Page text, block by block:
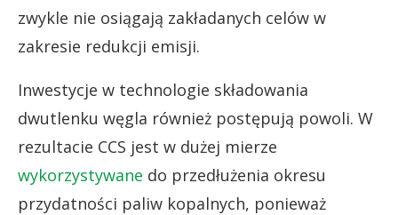
zwykle nie osiągają zakładanych celów w
zakresie redukcji emisji.
Inwestycje w technologie składowania
dwutlenku węgla również postępują powoli. W
rezultacie CCS jest w dużej mierze
wykorzystywane do przedłużenia okresu
przydatności paliw kopalnych, ponieważ